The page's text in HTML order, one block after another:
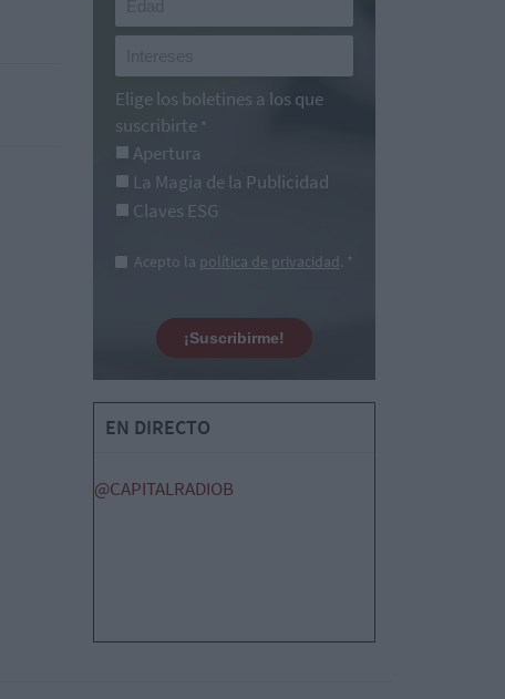
Elige los boletines a los que
suscribirte *
Apertura
La Magia de la Publicidad
Claves ESG
Acepto la política de privacidad. *
¡Suscribirme!
EN DIRECTO
@CAPITALRADIOB